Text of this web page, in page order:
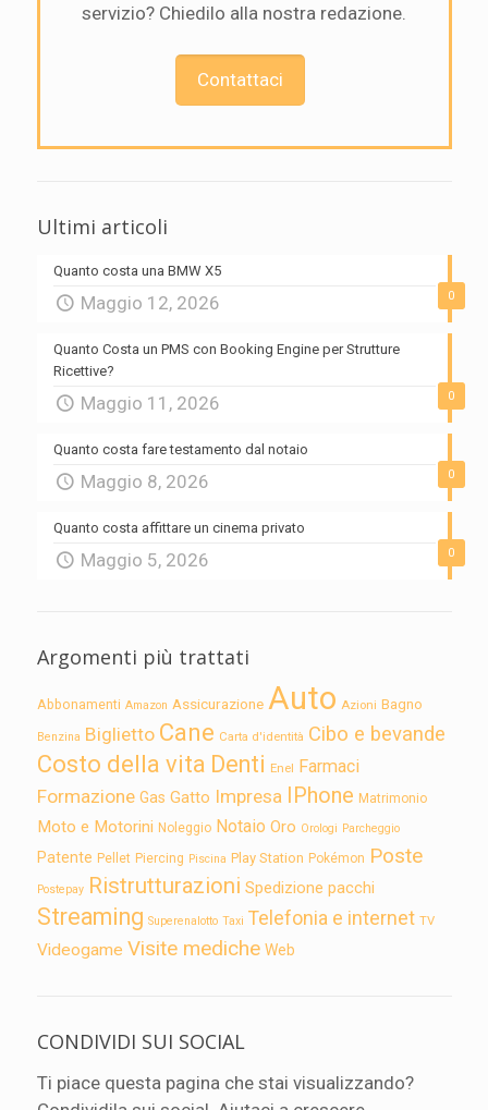
servizio? Chiedilo alla nostra redazione.
Contattaci
Ultimi articoli
0
Quanto costa una BMW X5
Maggio 12, 2026
0
Quanto Costa un PMS con Booking Engine per Strutture
Ricettive?
Maggio 11, 2026
0
Quanto costa fare testamento dal notaio
Maggio 8, 2026
0
Quanto costa affittare un cinema privato
Maggio 5, 2026
Argomenti più trattati
Abbonamenti Amazon Assicurazione Auto Azioni Bagno
Benzina Biglietto Cane Carta d'identità Cibo e bevande
Costo della vita Denti Enel Farmaci
Formazione Gas Gatto Impresa IPhone Matrimonio
Moto e Motorini Noleggio Notaio Oro Orologi Parcheggio
Patente Pellet Piercing Piscina Play Station Pokémon Poste
Postepay Ristrutturazioni Spedizione pacchi
Streaming Superenalotto Taxi Telefonia e internet TV
Videogame Visite mediche Web
CONDIVIDI SUI SOCIAL
Ti piace questa pagina che stai visualizzando?